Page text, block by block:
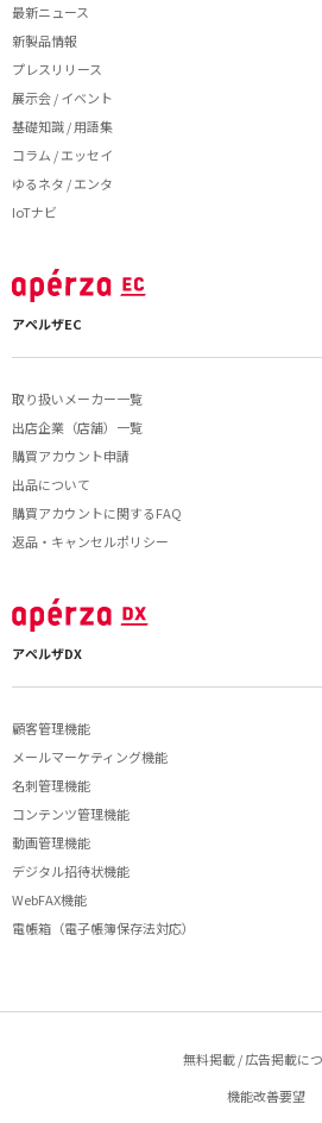
最新ニュース
新製品情報
プレスリリース
展示会 / イベント
基礎知識 / 用語集
コラム / エッセイ
ゆるネタ / エンタ
IoTナビ
アペルザEC
取り扱いメーカー一覧
出店企業（店舗）一覧
購買アカウント申請
出品について
購買アカウントに関するFAQ
返品・キャンセルポリシー
アペルザDX
顧客管理機能
メールマーケティング機能
名刺管理機能
コンテンツ管理機能
動画管理機能
デジタル招待状機能
WebFAX機能
電帳箱（電子帳簿保存法対応）
無料掲載 / 広告掲載に
機能改善要望